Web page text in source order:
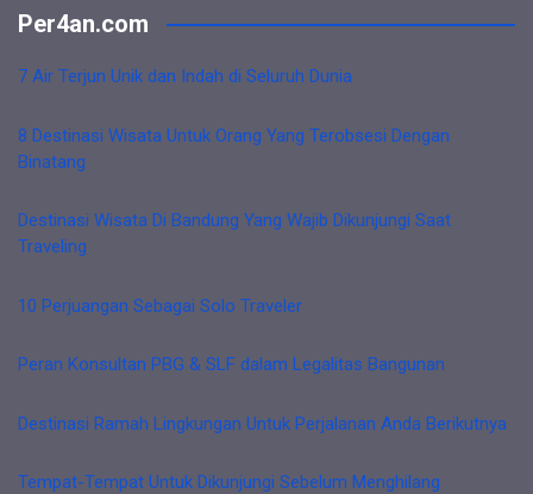
Per4an.com
7 Air Terjun Unik dan Indah di Seluruh Dunia
8 Destinasi Wisata Untuk Orang Yang Terobsesi Dengan
Binatang
Destinasi Wisata Di Bandung Yang Wajib Dikunjungi Saat
Traveling
10 Perjuangan Sebagai Solo Traveler
Peran Konsultan PBG & SLF dalam Legalitas Bangunan
Destinasi Ramah Lingkungan Untuk Perjalanan Anda Berikutnya
Tempat-Tempat Untuk Dikunjungi Sebelum Menghilang